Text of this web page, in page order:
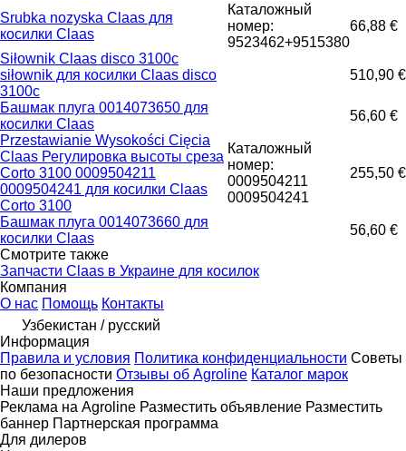
Srubka nozyska Claas для
косилки Claas
Каталожный
номер:
9523462+9515380
66,88 €
Siłownik Claas disco 3100c
siłownik для косилки Claas disco
3100c
510,90 €
Башмак плуга 0014073650 для
косилки Claas
56,60 €
Przestawianie Wysokości Cięcia
Claas Регулировка высоты среза
Corto 3100 0009504211
0009504241 для косилки Claas
Corto 3100
Каталожный
номер:
0009504211
0009504241
255,50 €
Башмак плуга 0014073660 для
косилки Claas
56,60 €
Смотрите также
Запчасти Claas в Украине для косилок
Компания
О нас Помощь Контакты
Узбекистан / русский
Информация
Правила и условия Политика конфиденциальности Советы
по безопасности Отзывы об Agroline Каталог марок
Наши предложения
Реклама на Agroline Разместить объявление Разместить
баннер Партнерская программа
Для дилеров